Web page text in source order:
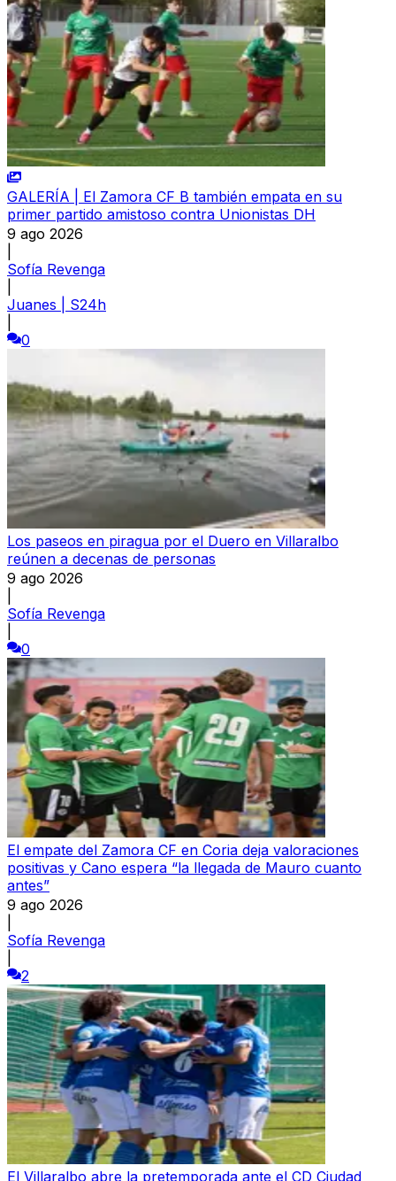
GALERÍA | El Zamora CF B también empata en su
primer partido amistoso contra Unionistas DH
9 ago 2026
Sofía Revenga
Juanes | S24h
0
Los paseos en piragua por el Duero en Villaralbo
reúnen a decenas de personas
9 ago 2026
Sofía Revenga
0
El empate del Zamora CF en Coria deja valoraciones
positivas y Cano espera “la llegada de Mauro cuanto
antes”
9 ago 2026
Sofía Revenga
2
El Villaralbo abre la pretemporada ante el CD Ciudad